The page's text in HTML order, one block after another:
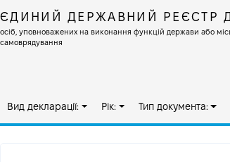
ЄДИНИЙ ДЕРЖАВНИЙ РЕЄСТР
осіб, уповноважених на виконання функцій держави або
самоврядування
Вид декларації: Рік: Тип документа: